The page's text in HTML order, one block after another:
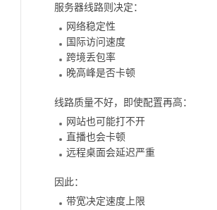
服务器线路则决定：
网络稳定性
国际访问速度
跨境丢包率
晚高峰是否卡顿
线路质量不好，即使配置再高：
网站也可能打不开
直播也会卡顿
远程桌面会延迟严重
因此：
带宽决定速度上限